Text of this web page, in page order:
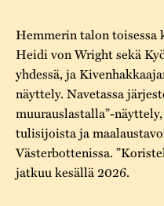
Hemmerin talon toisessa
Heidi von Wright sekä
yhdessä, ja
näyttely. Navetassa
muurauslastalla”-
tulisijoista ja
Västerbottenissa.
jatkuu kesällä 2026.